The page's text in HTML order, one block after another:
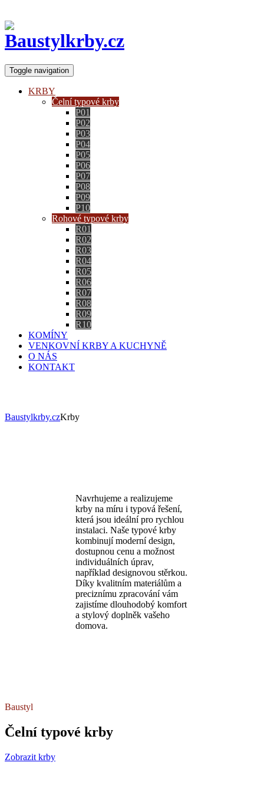
Toggle navigation
KRBY
Čelní typové krby
P01
P02
P03
P04
P05
P06
P07
P08
P09
P10
Rohové typové krby
R01
R02
R03
R04
R05
R06
R07
R08
R09
R10
KOMÍNY
VENKOVNÍ KRBY A KUCHYNĚ
O NÁS
KONTAKT
Baustylkrby.czKrby
Navrhujeme a realizujeme
krby na míru i typová řešení,
která jsou ideální pro rychlou
instalaci. Naše typové krby
kombinují moderní design,
dostupnou cenu a možnost
individuálních úprav,
například designovou stěrkou.
Díky kvalitním materiálům a
preciznímu zpracování vám
zajistíme dlouhodobý komfort
a stylový doplněk vašeho
domova.
Baustyl
Čelní typové krby
Zobrazit krby